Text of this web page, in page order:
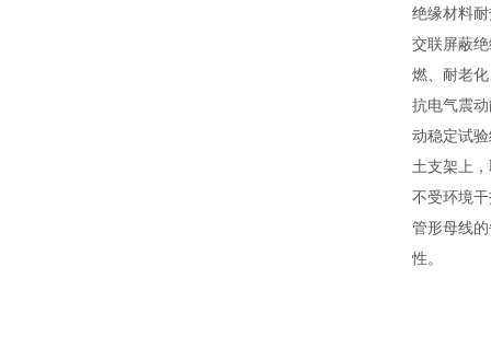
绝缘材料
交联屏蔽
燃、耐老
抗电气震
动稳定试
土支架上
不受环境
管形母线
性。